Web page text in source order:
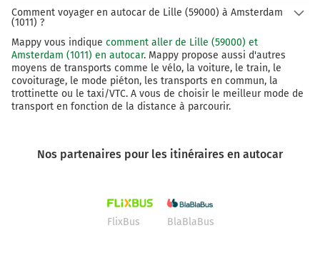
Comment voyager en autocar de Lille (59000) à Amsterdam
(1011) ?
Mappy vous indique comment aller de Lille (59000) et
Amsterdam (1011) en autocar. Mappy propose aussi d'autres
moyens de transports comme le vélo, la voiture, le train, le
covoiturage, le mode piéton, les transports en commun, la
trottinette ou le taxi/VTC. A vous de choisir le meilleur mode de
transport en fonction de la distance à parcourir.
Nos partenaires pour les itinéraires en autocar
FlixBus BlaBlaBus